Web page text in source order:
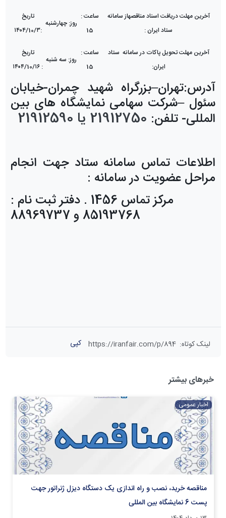
آخرین مهلت دریافت اسنادمناقصهازسامانه
ستاد ایران:
ساعت:
15
روز: چهارشنبه
تاریخ
:
۱۴۰۴/10/۳
آخرین مهلتتحویل پاکات در سامانه ستاد
ایران:
ساعت:
15
روز: سه شنبه
تاریخ
:
۱۴۰۴/10/۱۶
آدرس:تهران–بزرگراه شهید چمران-خیابان
سئول–شرکت سهامینمایشگاه های بین
المللی- تلفن: 21912750 یا 21912590
اطلاعات تماس سامانه ستاد جهت انجام
مراحل عضویت در سامانه :
مرکز تماس 1456 . دفتر ثبت نام :
85193768 و 88969737
لینک کوتاه:
https://iranfair.com/p/894 کپی
خبرهای بیشتر
اخبار عمومی
مناقصه خرید، نصب و راه اندازی یک دستگاه دیزل ژنراتور جهت
پست 6 نمایشگاه بین المللی